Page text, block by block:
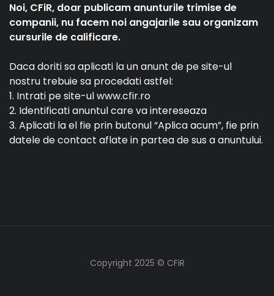
Noi, CFiR, doar publicam anunturile trimise de
companii, nu facem noi angajarile sau organizam
cursurile de calificare.
Daca doriti sa aplicati la un anunt de pe site-ul
nostru trebuie sa procedati astfel:
1. Intrati pe site-ul www.cfir.ro
2. Identificati anuntul care va intereseaza
3. Aplicati la el fie prin butonul “Aplica acum”, fie prin
datele de contact aflate in partea de sus a anuntului.
Copyright 2025 © CFiR